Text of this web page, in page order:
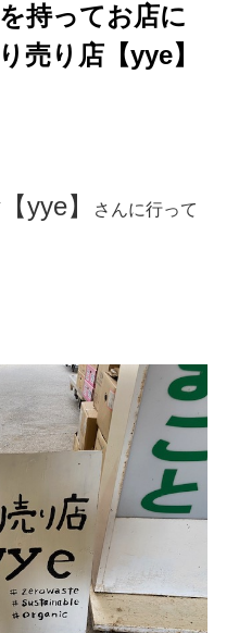
持ってお店に
売り店【yye】
【yye】 さんに行って